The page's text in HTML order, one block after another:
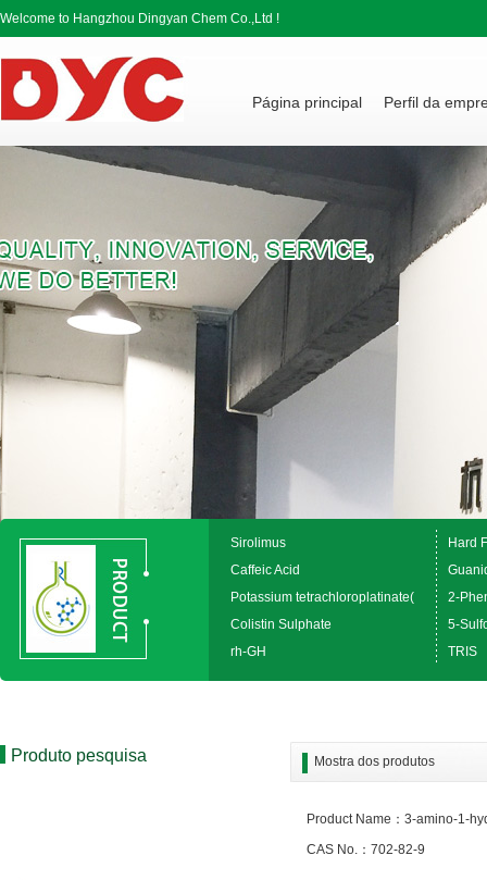
Welcome to Hangzhou Dingyan Chem Co.,Ltd !
Página principal Perfil da
Sirolimus
Hard
Caffeic Acid
Potassium tetrachloroplatinate(
2-
Colistin Sulphate
5-
rh-GH
TRIS
Produto pesquisa Mostra dos produtos
Product Name：3-amino-1-
CAS No.：702-82-9